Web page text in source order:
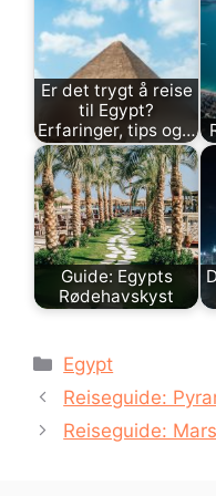
Er det trygt å reise
til Egypt?
Erfaringer, tips og…
Guide: Egypts
Rødehavskyst
Kategorier
Egypt
Reiseguide:
Reiseguide: